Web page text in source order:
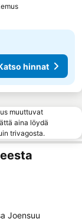
hinnat
muuttuvat
aina löydä
trivagosta.
Joensuu